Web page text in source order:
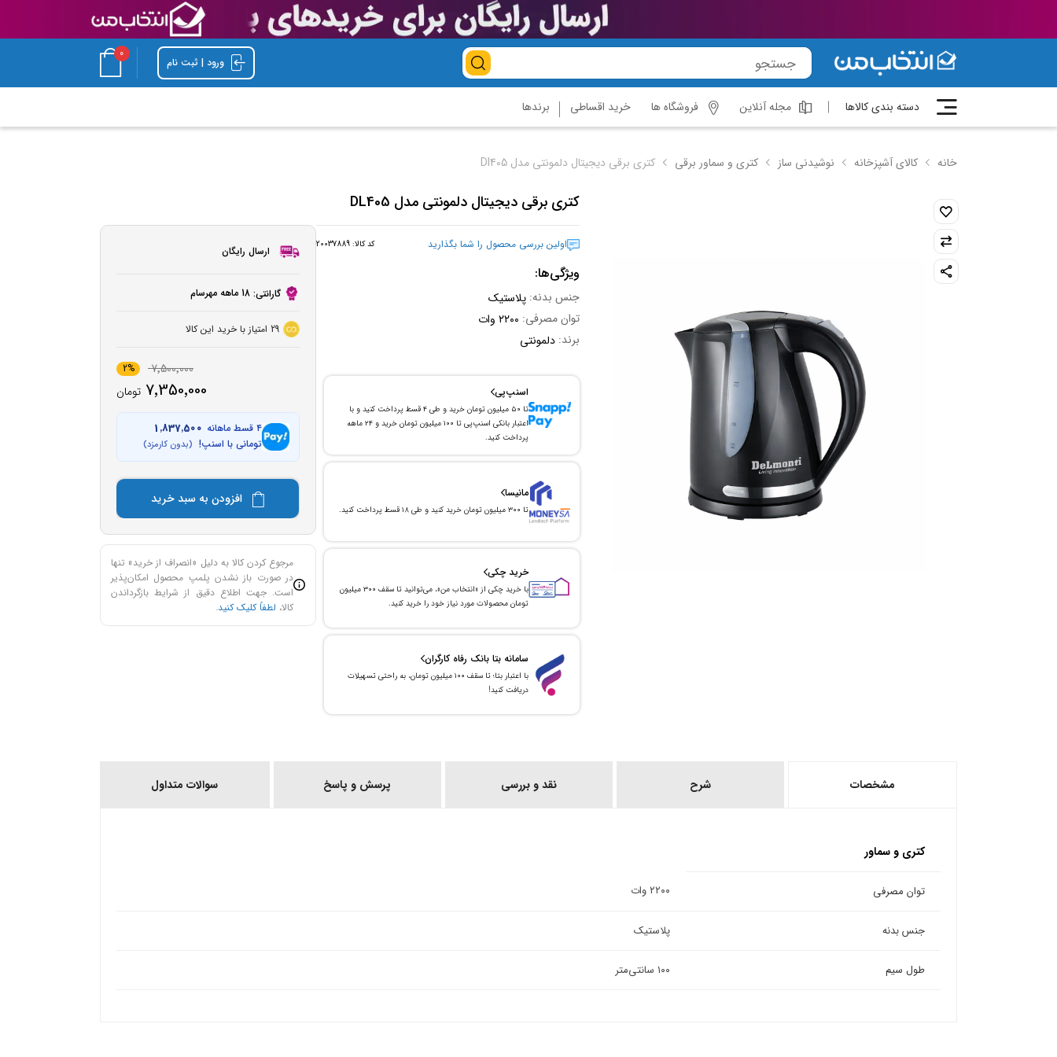
ورود | ثبت نام
0
دسته بندی کالاها مجله آنلاین فروشگاه ها خرید اقساطی برندها
خانه کالای آشپزخانه نوشیدنی ساز کتری و سماور برقی کتری برقی دیجیتال دلمونتی مدل Dl405
کتری برقی دیجیتال دلمونتی مدل DL405
اولین بررسی محصول را شما بگذارید کد کالا: 20037889
ویژگی‌ها:
جنس بدنه: پلاستیک
توان مصرفی: ۲۲۰۰ وات
برند: دلمونتی
اسنپ‌پی
تا ۵۰ میلیون تومان خرید و طی ۴ قسط پرداخت کنید و با
اعتبار بانکی اسنپ‌پی تا ۱۰۰ میلیون تومان خرید و ۲۴ ماهه
پرداخت کنید.
مانیسا
تا ۳۰۰ میلیون تومان خرید کنید و طی ۱۸ قسط پرداخت کنید.
خرید چکی
با خرید چکی از «انتخاب من»، می‌توانید تا سقف ۳۰۰ میلیون
تومان محصولات مورد نیاز خود را خرید کنید.
سامانه بتا بانک رفاه کارگران
با اعتبار بتا؛ تا سقف ۱۰۰ میلیون تومان، به راحتی تسهیلات
دریافت کنید!
ارسال رایگان
گارانتی: 18 ماهه مهرسام
29 امتیاز با خرید این کالا
7٬500٬000 2%
7٬350٬000 تومان
۴ قسط ماهانه
1٬837٬500
تومانی با اسنپ! (بدون کارمزد)
افزودن به سبد خرید
مرجوع کردن کالا به دلیل «انصراف از خرید» تنها
در صورت باز نشدن پلمپ محصول امکان‌پذیر
است. جهت اطلاع دقیق از شرایط بازگرداندن
کالا، لطفاً کلیک کنید.
مشخصات شرح نقد و بررسی پرسش و پاسخ سوالات متداول
کتری و سماور
توان مصرفی ۲۲۰۰ وات
جنس بدنه پلاستیک
طول سیم ۱۰۰ سانتی‌متر